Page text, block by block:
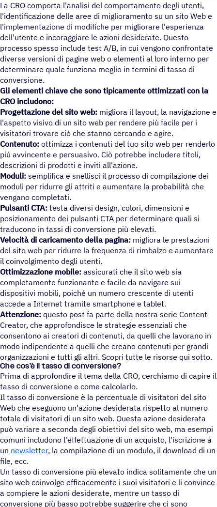
La CRO comporta l'analisi del comportamento degli utenti,
l'identificazione delle aree di miglioramento su un sito Web e
l'implementazione di modifiche per migliorare l'esperienza
dell'utente e incoraggiare le azioni desiderate. Questo
processo spesso include test A/B, in cui vengono confrontate
diverse versioni di pagine web o elementi al loro interno per
determinare quale funziona meglio in termini di tasso di
conversione.
Gli elementi chiave che sono tipicamente ottimizzati con la
CRO includono:
Progettazione del sito web: migliora il layout, la navigazione e
l'aspetto visivo di un sito web per rendere più facile per i
visitatori trovare ciò che stanno cercando e agire.
Contenuto: ottimizza i contenuti del tuo sito web per renderlo
più avvincente e persuasivo. Ciò potrebbe includere titoli,
descrizioni di prodotti e inviti all'azione.
Moduli: semplifica e snellisci il processo di compilazione dei
moduli per ridurre gli attriti e aumentare la probabilità che
vengano completati.
Pulsanti CTA: testa diversi design, colori, dimensioni e
posizionamento dei pulsanti CTA per determinare quali si
traducono in tassi di conversione più elevati.
Velocità di caricamento della pagina: migliora le prestazioni
del sito web per ridurre la frequenza di rimbalzo e aumentare
il coinvolgimento degli utenti.
Ottimizzazione mobile: assicurati che il sito web sia
completamente funzionante e facile da navigare sui
dispositivi mobili, poiché un numero crescente di utenti
accede a Internet tramite smartphone e tablet.
Attenzione: questo post fa parte della nostra serie Content
Creator, che approfondisce le strategie essenziali che
consentono ai creatori di contenuti, da quelli che lavorano in
modo indipendente a quelli che creano contenuti per grandi
organizzazioni e tutti gli altri. Scopri tutte le risorse qui sotto.
Che cos’è il tasso di conversione?
Prima di approfondire il tema della CRO, cerchiamo di capire il
tasso di conversione e come calcolarlo.
Il tasso di conversione è la percentuale di visitatori del sito
Web che eseguono un'azione desiderata rispetto al numero
totale di visitatori di un sito web. Questa azione desiderata
può variare a seconda degli obiettivi del sito web, ma esempi
comuni includono l'effettuazione di un acquisto, l'iscrizione a
un newsletter, la compilazione di un modulo, il download di un
file, ecc.
Un tasso di conversione più elevato indica solitamente che un
sito web coinvolge efficacemente i suoi visitatori e li convince
a compiere le azioni desiderate, mentre un tasso di
conversione più basso potrebbe suggerire che ci sono